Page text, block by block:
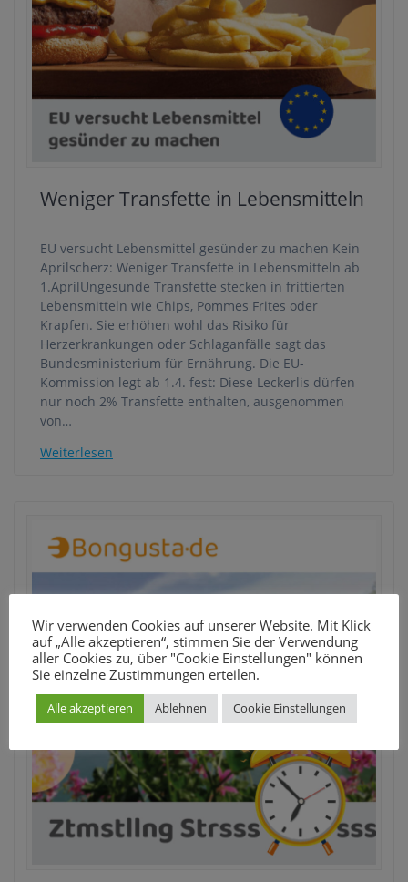
Weniger Transfette in Lebensmitteln
EU versucht Lebensmittel gesünder zu machen Kein
Aprilscherz: Weniger Transfette in Lebensmitteln ab
1.AprilUngesunde Transfette stecken in frittierten
Lebensmitteln wie Chips, Pommes Frites oder
Krapfen. Sie erhöhen wohl das Risiko für
Herzerkrankungen oder Schlaganfälle sagt das
Bundesministerium für Ernährung. Die EU-
Kommission legt ab 1.4. fest: Diese Leckerlis dürfen
nur noch 2% Transfette enthalten, ausgenommen
von…
Weiterlesen
Wir verwenden Cookies auf unserer Website. Mit Klick
auf „Alle akzeptieren“, stimmen Sie der Verwendung
aller Cookies zu, über "Cookie Einstellungen" können
Sie einzelne Zustimmungen erteilen.
Alle akzeptieren Ablehnen Cookie Einstellungen